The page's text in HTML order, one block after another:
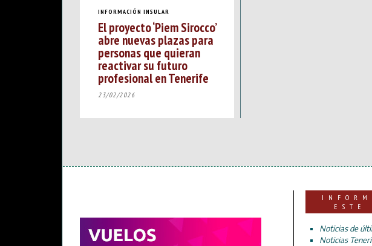
INFORMACIÓN INSULAR
El proyecto ‘Piem Sirocco’
abre nuevas plazas para
personas que quieran
reactivar su futuro
profesional en Tenerife
23/02/2026
ESTE
Noticias de
Noticias